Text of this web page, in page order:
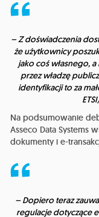
– Z doświadczenia
że użytkownicy
jako coś własnego,
przez władzę
identyfikacji to za
Na podsumowanie
Asseco Data Systems
dokumenty i e-
– Dopiero teraz
regulacje dotyczące